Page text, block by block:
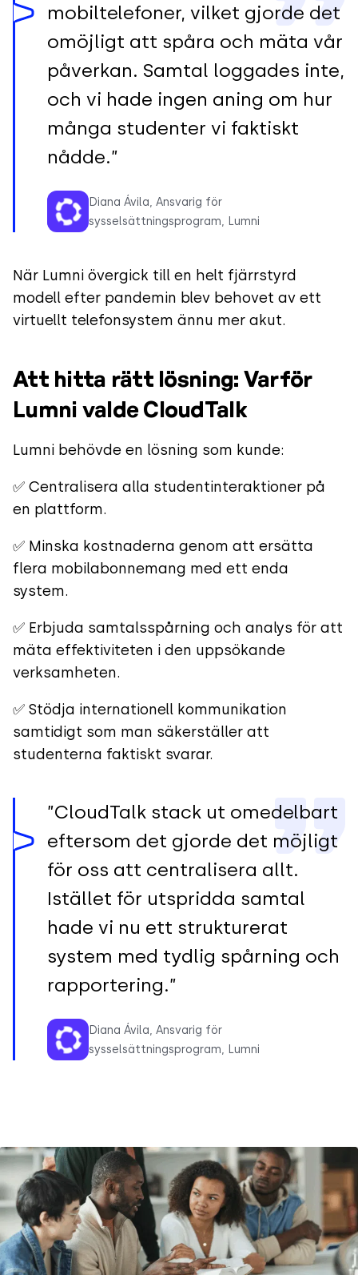
mobiltelefoner, vilket gjorde det
omöjligt att spåra och mäta vår
påverkan. Samtal loggades inte,
och vi hade ingen aning om hur
många studenter vi faktiskt
nådde.”
Diana Ávila, Ansvarig för
sysselsättningsprogram, Lumni
När Lumni övergick till en helt fjärrstyrd
modell efter pandemin blev behovet av ett
virtuellt telefonsystem ännu mer akut.
Att hitta rätt lösning: Varför
Lumni valde CloudTalk
Lumni behövde en lösning som kunde:
✅ Centralisera alla studentinteraktioner på
en plattform.
✅ Minska kostnaderna genom att ersätta
flera mobilabonnemang med ett enda
system.
✅ Erbjuda samtalsspårning och analys för att
mäta effektiviteten i den uppsökande
verksamheten.
✅ Stödja internationell kommunikation
samtidigt som man säkerställer att
studenterna faktiskt svarar.
”CloudTalk stack ut omedelbart
eftersom det gjorde det möjligt
för oss att centralisera allt.
Istället för utspridda samtal
hade vi nu ett strukturerat
system med tydlig spårning och
rapportering.”
Diana Ávila, Ansvarig för
sysselsättningsprogram, Lumni